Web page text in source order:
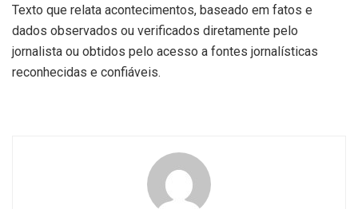
Texto que relata acontecimentos, baseado em fatos e
dados observados ou verificados diretamente pelo
jornalista ou obtidos pelo acesso a fontes jornalísticas
reconhecidas e confiáveis.